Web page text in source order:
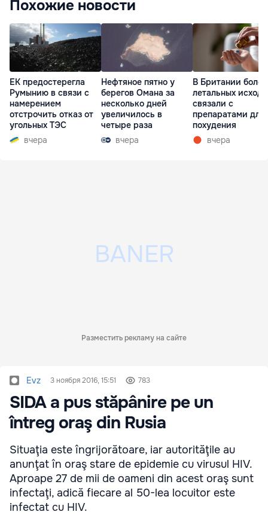
Похожие новости
ЕК предостерегла
Румынию в связи с
намерением
отстрочить отказ от
угольных ТЭС
вчера
Нефтяное пятно у
берегов Омана за
несколько дней
увеличилось в
четыре раза
вчера
В Британии
летальных
связали с
препаратами для
похудения
вчера
Разместить рекламу на сайте
Evz 3 ноября 2016, 15:51 783
SIDA a pus stăpânire pe un
întreg oraş din Rusia
Situaţia este îngrijorătoare, iar autorităţile au
anunţat în oraş stare de epidemie cu virusul HIV.
Aproape 27 de mii de oameni din acest oraş sunt
infectaţi, adică fiecare al 50-lea locuitor este
infectat cu HIV.